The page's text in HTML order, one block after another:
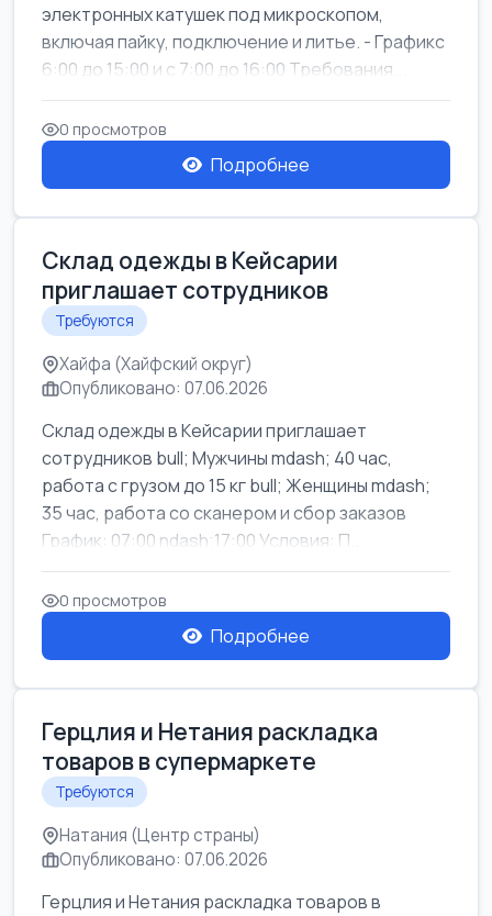
электронных катушек под микроскопом,
включая пайку, подключение и литье. - Графикс
6:00 до 15:00 и с 7:00 до 16:00 Требования...
0 просмотров
Подробнее
Склад одежды в Кейсарии
приглашает сотрудников
Требуются
Хайфа (Хайфский округ)
Опубликовано: 07.06.2026
Склад одежды в Кейсарии приглашает
сотрудников bull; Мужчины mdash; 40 час,
работа с грузом до 15 кг bull; Женщины mdash;
35 час, работа со сканером и сбор заказов
График: 07:00 ndash;17:00 Условия: П...
0 просмотров
Подробнее
Герцлия и Нетания раскладка
товаров в супермаркете
Требуются
Натания (Центр страны)
Опубликовано: 07.06.2026
Герцлия и Нетания раскладка товаров в